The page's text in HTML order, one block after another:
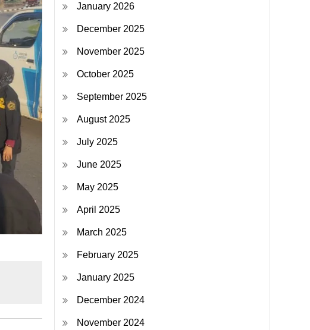
January 2026
December 2025
November 2025
October 2025
September 2025
August 2025
July 2025
June 2025
May 2025
April 2025
March 2025
February 2025
January 2025
December 2024
November 2024